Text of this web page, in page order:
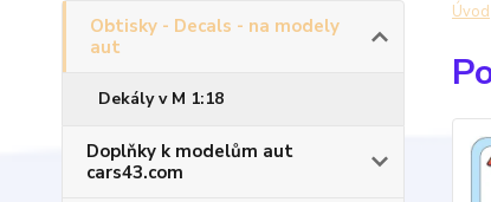
Obtisky - Decals - na modely
aut
Dekály v M 1:18
Doplňky k modelům aut
cars43.com
Úvod